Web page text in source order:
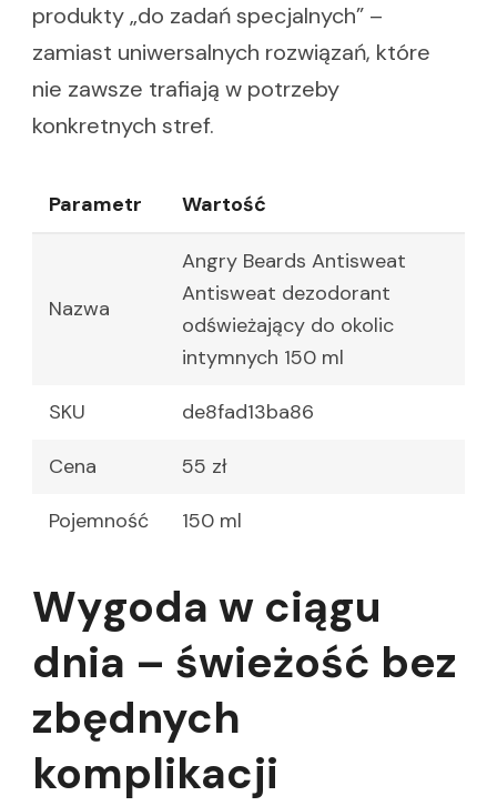
produkty „do zadań specjalnych” –
zamiast uniwersalnych rozwiązań, które
nie zawsze trafiają w potrzeby
konkretnych stref.
Parametr Wartość
Nazwa
Angry Beards Antisweat
Antisweat dezodorant
odświeżający do okolic
intymnych 150 ml
SKU de8fad13ba86
Cena 55 zł
Pojemność 150 ml
Wygoda w ciągu
dnia – świeżość bez
zbędnych
komplikacji